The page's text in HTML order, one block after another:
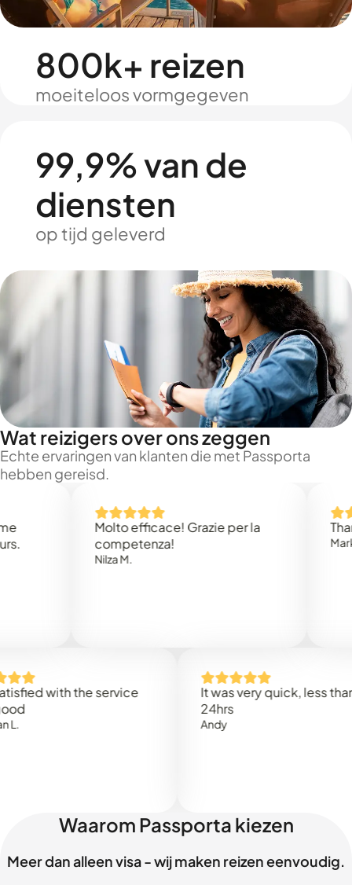
800k+ reizen
moeiteloos vormgegeven
99,9% van de
diensten
op tijd geleverd
Wat reizigers over ons zeggen
Echte ervaringen van klanten die met Passporta
hebben gereisd.
Molto efficace! Grazie per la
competenza!
Thank
with the service
It was very quick, less than
Waarom Passporta kiezen
Meer dan alleen visa - wij maken reizen eenvoudig.